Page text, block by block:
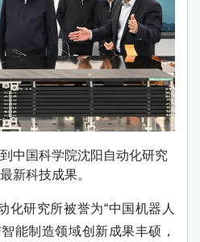
中国科学院沈阳自动化研究
新科技成果。
化研究所被誉为“中国机器人
能制造领域创新成果丰硕，